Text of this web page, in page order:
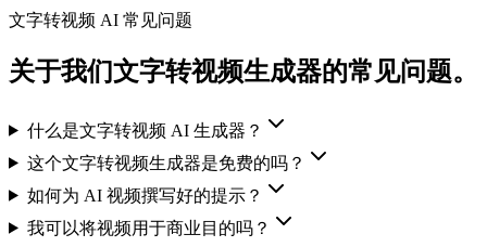
文字转视频 AI 常见问题
关于我们文字转视频生成器的常见问题。
什么是文字转视频 AI 生成器？
这个文字转视频生成器是免费的吗？
如何为 AI 视频撰写好的提示？
我可以将视频用于商业目的吗？